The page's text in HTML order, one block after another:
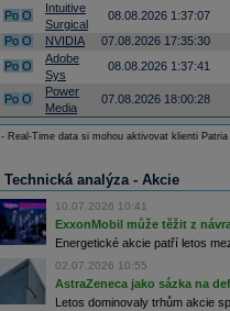
Po O
Intuitive
Surgical
08.08.2026 1:37:07
Po O NVIDIA
07.08.2026 17:35:30
Po O
Adobe
Sys
08.08.2026 1:37:41
Po O
Power
Media
07.08.2026 18:00:28
- Real-Time data si mohou aktivovat klienti
Technická analýza - Akcie
10.07.2026 10:41
ExxonMobil může těžit z
Energetické akcie patří letos
02.07.2026 10:55
AstraZeneca jako sázka na
Letos dominovaly trhům akcie